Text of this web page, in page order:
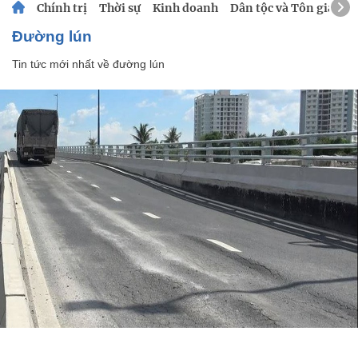
Chính trị Thời sự Kinh doanh Dân tộc và Tôn giáo
đường lún
Tin tức mới nhất về đường lún